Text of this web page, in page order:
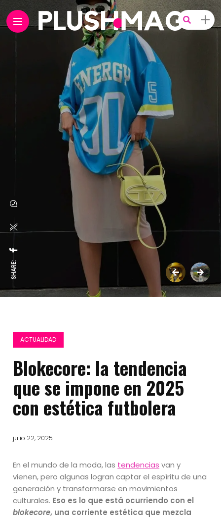
SHARE:
ACTUALIDAD
Blokecore: la tendencia
que se impone en 2025
con estética futbolera
julio 22, 2025
En el mundo de la moda, las tendencias van y
vienen, pero algunas logran captar el espíritu de una
generación y transformarse en movimientos
culturales. Eso es lo que está ocurriendo con el
blokecore, una corriente estética que mezcla